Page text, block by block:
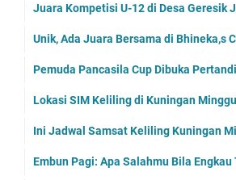
Juara Kompetisi U-12 di Desa Geresik
Unik, Ada Juara Bersama di Bhineka,s
Pemuda Pancasila Cup Dibuka
Lokasi SIM Keliling di Kuningan
Ini Jadwal Samsat Keliling Kuningan
Embun Pagi: Apa Salahmu Bila Engkau